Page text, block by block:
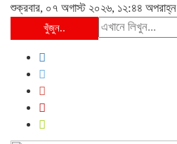
শুক্রবার, ০৭ অগাস্ট ২০২৬, ১২:৪৪ অপরাহ্ন
খুঁজুন..